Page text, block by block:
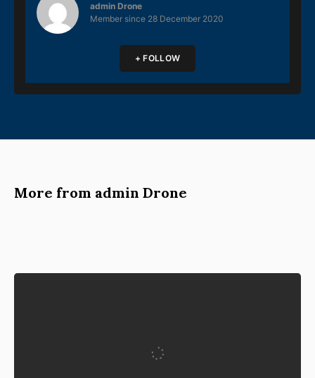
admin Drone
Member since 28 December 2020
+ FOLLOW
More from admin Drone